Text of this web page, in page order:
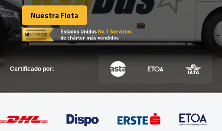
FLOTA
CONTÁCTENOS
Nuestra Flota
Nuestra Flota
Certificado por: